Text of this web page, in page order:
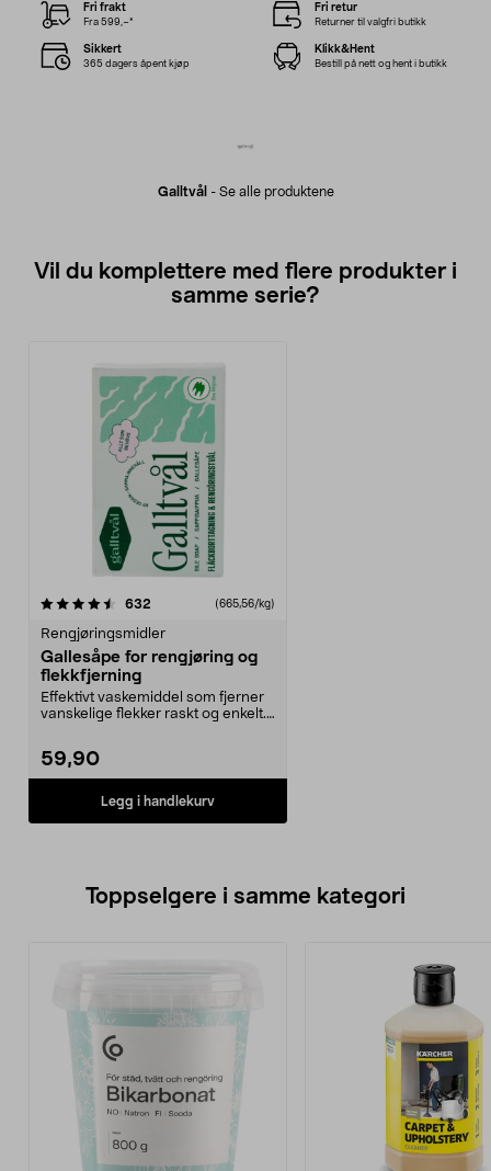
Galltvål - Se alle produktene
Fri frakt
Fra 599,–*
Fri retur
Returner til valgfri butikk
Sikkert
365 dagers åpent kjøp
Klikk&Hent
Bestill på nett og hent i butikk
Vil du komplettere med flere produkter i
samme serie?
632 anmeldelser(665,56/kg)
Rengjøringsmidler
Gallesåpe for rengjøring og
flekkfjerning
Effektivt vaskemiddel som fjerner
vanskelige flekker raskt og enkelt.
59,90
Legg i handlekurv
Toppselgere i samme kategori